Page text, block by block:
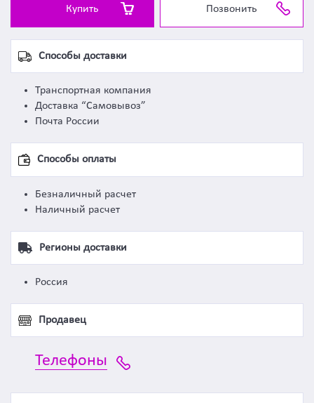
Купить Позвонить
Способы доставки
Транспортная компания
Доставка “Самовывоз”
Почта России
Способы оплаты
Безналичный расчет
Наличный расчет
Регионы доставки
Россия
Продавец
Телефоны